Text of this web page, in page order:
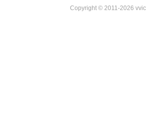
Copyright © 2011-2026